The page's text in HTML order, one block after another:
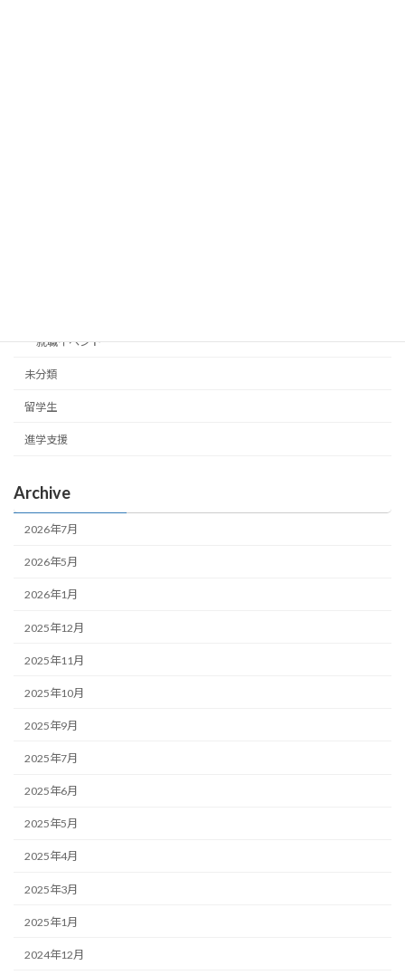
就職イベント
未分類
留学生
進学支援
Archive
2026年7月
2026年5月
2026年1月
2025年12月
2025年11月
2025年10月
2025年9月
2025年7月
2025年6月
2025年5月
2025年4月
2025年3月
2025年1月
2024年12月